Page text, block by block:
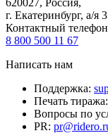
г. Екатеринбург, а/я
Контактный телефон
8 800 500 11 67
Написать нам
Поддержка:
Печать тиража:
Вопросы по
PR: